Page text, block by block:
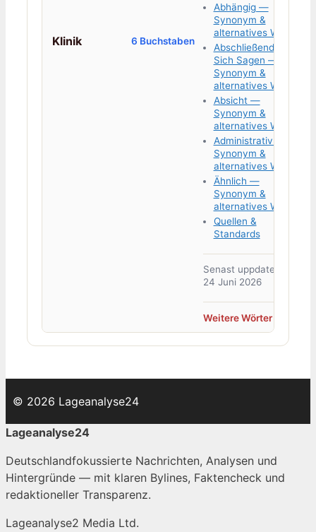
Klinik 6 Buchstaben
Abhängig —
Synonym &
alternatives Wort
Abschließend Lässt
Sich Sagen —
Synonym &
alternatives Wort
Absicht —
Synonym &
alternatives Wort
Administrativ —
Synonym &
alternatives Wort
Ähnlich —
Synonym &
alternatives Wort
Quellen &
Standards
Senast uppdaterad:
24 Juni 2026
Weitere Wörter →
© 2026 Lageanalyse24
Lageanalyse24
Deutschlandfokussierte Nachrichten, Analysen und
Hintergründe — mit klaren Bylines, Faktencheck und
redaktioneller Transparenz.
Lageanalyse2 Media Ltd.